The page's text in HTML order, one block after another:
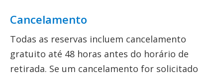
Cancelamento
Todas as reservas incluem cancelamento
gratuito até 48 horas antes do horário de
retirada. Se um cancelamento for solicitado